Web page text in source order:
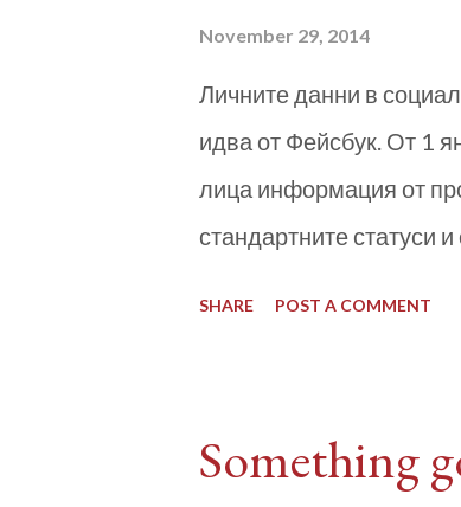
November 29, 2014
Личните данни в
идва от Фейсбук. От 1
лица информация от
стандартните статуси
2,5 милиона души.
SHARE POST A COMMENT
Something